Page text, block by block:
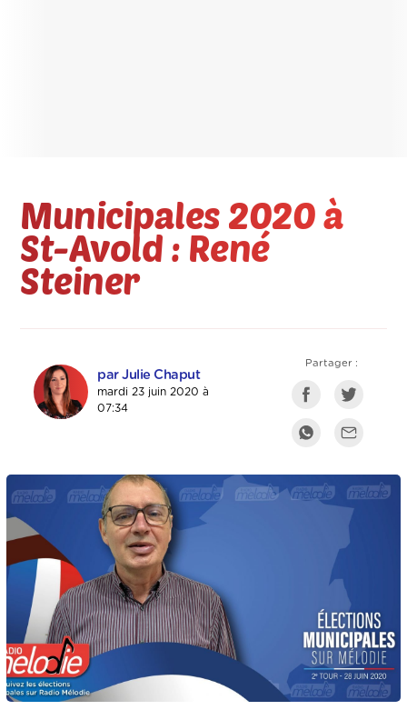
Municipales 2020 à
St-Avold : René
Steiner
par Julie Chaput
mardi 23 juin 2020 à
07:34
Partager :